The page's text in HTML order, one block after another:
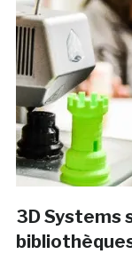
3D Systems